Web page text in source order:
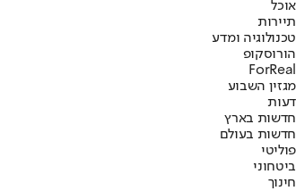
אוכל
תיירות
טכנולוגיה ומדע
הורוסקופ
ForReal
מגזין השבוע
דעות
חדשות בארץ
חדשות בעולם
פוליטי
ביטחוני
חינוך